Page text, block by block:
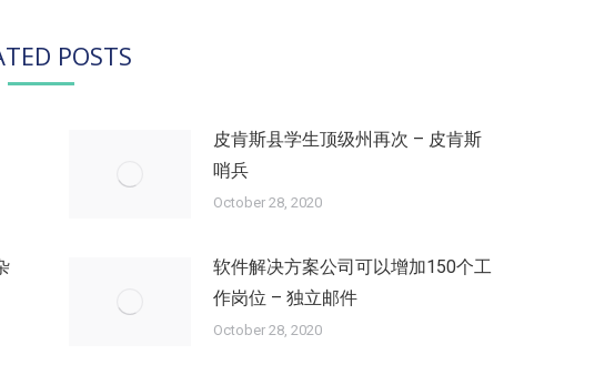
POSTS
皮肯斯县学生顶级州再次 – 皮肯斯
哨兵
October 28, 2020
软件解决方案公司可以增加150个工
作岗位 – 独立邮件
October 28, 2020